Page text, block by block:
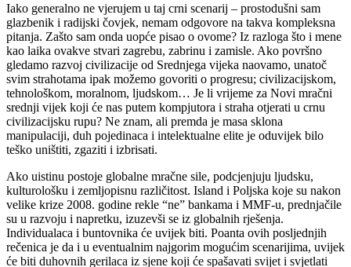
Iako generalno ne vjerujem u taj crni scenarij – prostodušni sam
glazbenik i radijski čovjek, nemam odgovore na takva kompleksna
pitanja. Zašto sam onda uopće pisao o ovome? Iz razloga što i mene
kao laika ovakve stvari zagrebu, zabrinu i zamisle. Ako površno
gledamo razvoj civilizacije od Srednjega vijeka naovamo, unatoč
svim strahotama ipak možemo govoriti o progresu; civilizacijskom,
tehnološkom, moralnom, ljudskom… Je li vrijeme za Novi mračni
srednji vijek koji će nas putem kompjutora i straha otjerati u crnu
civilizacijsku rupu? Ne znam, ali premda je masa sklona
manipulaciji, duh pojedinaca i intelektualne elite je oduvijek bilo
teško uništiti, zgaziti i izbrisati.
Ako uistinu postoje globalne mračne sile, podcjenjuju ljudsku,
kulturološku i zemljopisnu različitost. Island i Poljska koje su nakon
velike krize 2008. godine rekle “ne” bankama i MMF-u, prednjačile
su u razvoju i napretku, izuzevši se iz globalnih rješenja.
Individualaca i buntovnika će uvijek biti. Poanta ovih posljednjih
rečenica je da i u eventualnim najgorim mogućim scenarijima, uvijek
će biti duhovnih gerilaca iz sjene koji će spašavati svijet i svjetlati